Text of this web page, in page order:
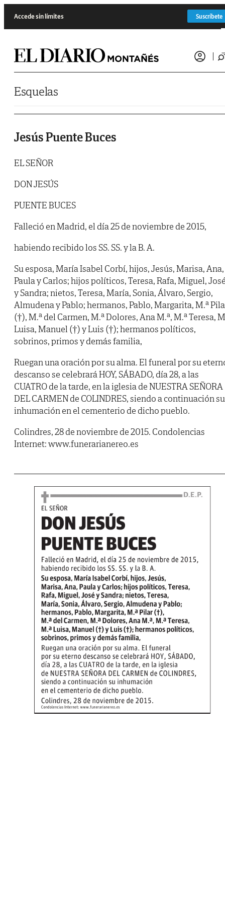
Accede sin límites Suscríbete
Esquelas
Jesús Puente Buces
EL SEÑOR
DON JESÚS
PUENTE BUCES
Falleció en Madrid, el día 25 de noviembre de 2015,
habiendo recibido los SS. SS. y la B. A.
Su esposa, María Isabel Corbí, hijos, Jesús, Marisa, Ana,
Paula y Carlos; hijos políticos, Teresa, Rafa, Miguel,
y Sandra; nietos, Teresa, María, Sonia, Álvaro, Sergio,
Almudena y Pablo; hermanos, Pablo, Margarita, M.ª
(†), M.ª del Carmen, M.ª Dolores, Ana M.ª, M.ª Teresa,
Luisa, Manuel (†) y Luis (†); hermanos políticos,
sobrinos, primos y demás familia,
Ruegan una oración por su alma. El funeral por su
descanso se celebrará HOY, SÁBADO, día 28, a las
CUATRO de la tarde, en la iglesia de NUESTRA SEÑORA
DEL CARMEN de COLINDRES, siendo a continuación su
inhumación en el cementerio de dicho pueblo.
Colindres, 28 de noviembre de 2015. Condolencias
Internet: www.funerarianereo.es